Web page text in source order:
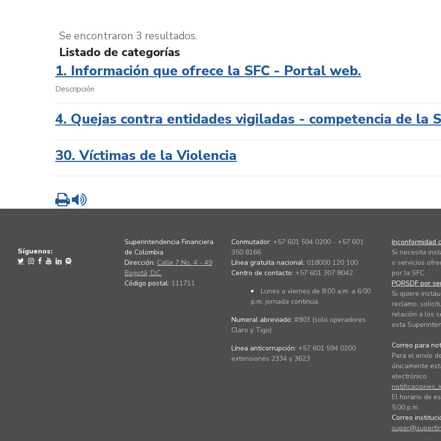
Se encontraron 3 resultados.
Listado de categorías
1. Información que ofrece la SFC - Portal web.
Descripción
4. Quejas contra entidades vigiladas - competencia de la
30. Víctimas de la Violencia
Imprimir
Síguenos:
Superintendencia Financiera
de Colombia
Dirección: Calle 7 No. 4 - 49
Bogotá, D.C.
Código postal: 111711
Conmutador: +57 601 594 0200 - +57 601
350 8166
Línea gratuita nacional: 018000 120 100
Centro de contacto: +57 601 307 8042
Lunes a viernes de 8:00 a.m. a 6:00
p.m. jornada continua.
Numeral abreviado: #903 (solo operadores
Claro y Tigo)
Línea anticorrupción: +57 601 594 0200
extensiones 2334 y 3623
Inconformidad
Si necesita
o servicios
por la SFC.
PQRSDF por
Si quiere
reclamo,
relación a los
esta
Correo para
Para el envío
únicamente
electrónico
El horario de
5:00 p.m.
Correo